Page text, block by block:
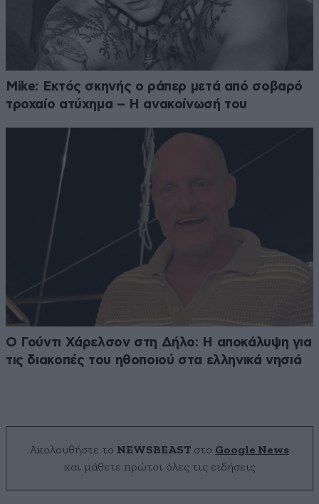
Mike: Εκτός σκηνής ο ράπερ μετά από σοβαρό
τροχαίο ατύχημα – Η ανακοίνωσή του
Ο Γούντι Χάρελσον στη Δήλο: Η αποκάλυψη για
τις διακοπές του ηθοποιού στα ελληνικά νησιά
Ακολουθήστε το NEWSBEAST στο Google News
και μάθετε πρώτοι όλες τις ειδήσεις